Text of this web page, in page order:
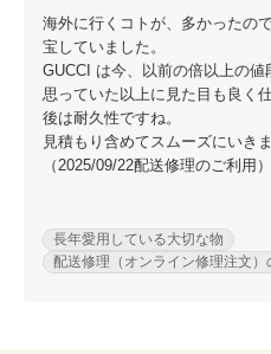
海外に行くコトが、多かったの
宝していました。
GUCCI は今、以前の倍以上の値
思っていた以上に見た目も良く
後は耐久性ですね。
見積もり含めてスムーズにいきま
（2025/09/22配送修理のご利用）
長年愛用している大切な物
配送修理（オンライン修理注文）